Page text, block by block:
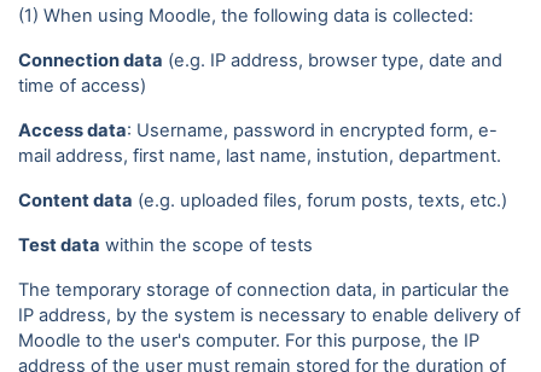
(1) When using Moodle, the following data is collected:
Connection data (e.g. IP address, browser type, date and
time of access)
Access data: Username, password in encrypted form, e-
mail address, first name, last name, instution, department.
Content data (e.g. uploaded files, forum posts, texts, etc.)
Test data within the scope of tests
The temporary storage of connection data, in particular the
IP address, by the system is necessary to enable delivery of
Moodle to the user's computer. For this purpose, the IP
address of the user must remain stored for the duration of